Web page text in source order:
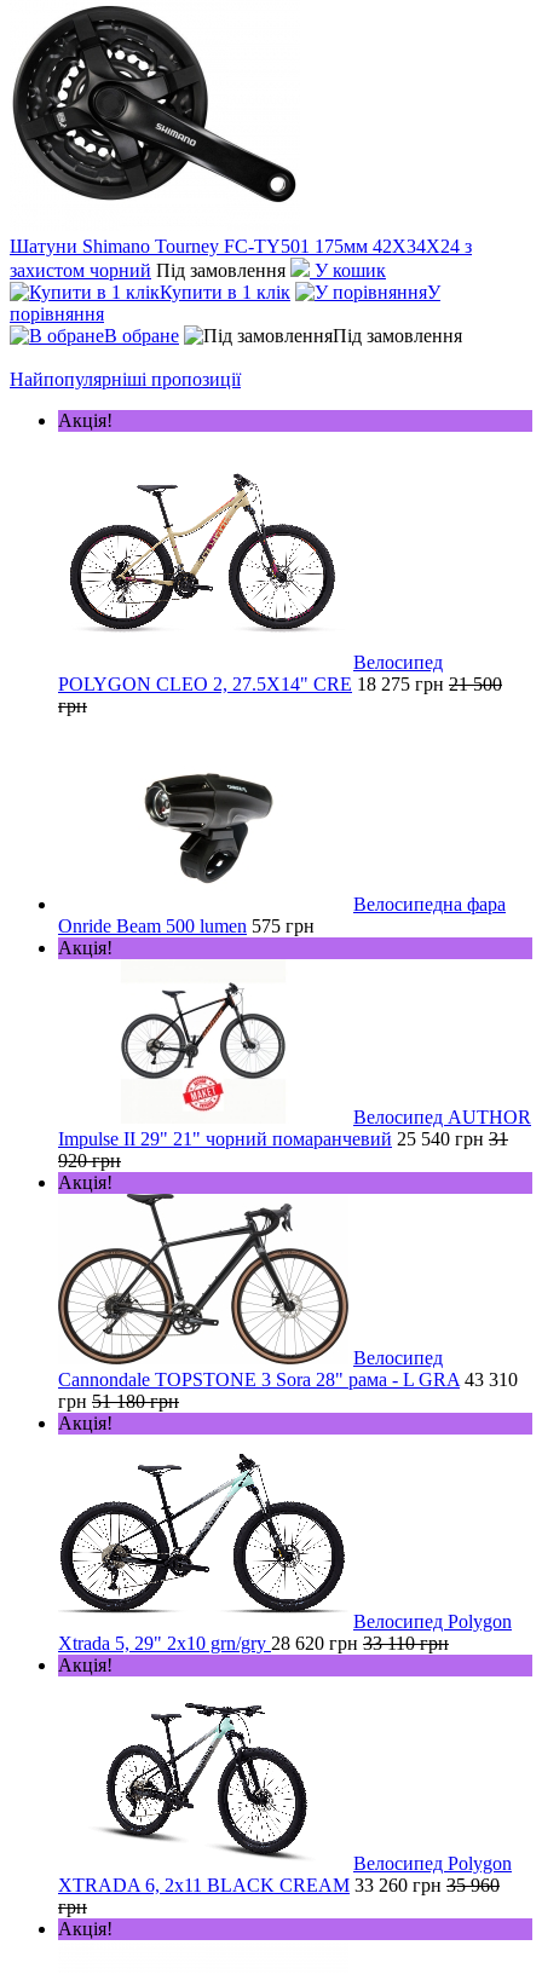
Шатуни Shimano Tourney FC-TY501 175мм 42X34X24 з
захистом чорний Під замовлення
У кошик
Купити в 1 клік
У
порівняння
В обране
Під замовлення
Найпопулярніші пропозиції
Акція!
Велосипед
POLYGON CLEO 2, 27.5X14" CRE 18 275 грн 21 500
грн
Велосипедна фара
Onride Beam 500 lumen 575 грн
Акція!
Велосипед AUTHOR
Impulse II 29" 21" чорний помаранчевий 25 540 грн 31
920 грн
Акція!
Велосипед
Cannondale TOPSTONE 3 Sora 28" рама - L GRA 43 310
грн 51 180 грн
Акція!
Велосипед Polygon
Xtrada 5, 29" 2х10 grn/gry 28 620 грн 33 110 грн
Акція!
Велосипед Polygon
XTRADA 6, 2x11 BLACK CREAM 33 260 грн 35 960
грн
Акція!